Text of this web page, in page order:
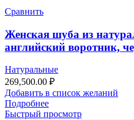
Сравнить
Женская шуба из
английский воротник,
Натуральные
269,500.00 ₽
Добавить в список желаний
Подробнее
Быстрый просмотр